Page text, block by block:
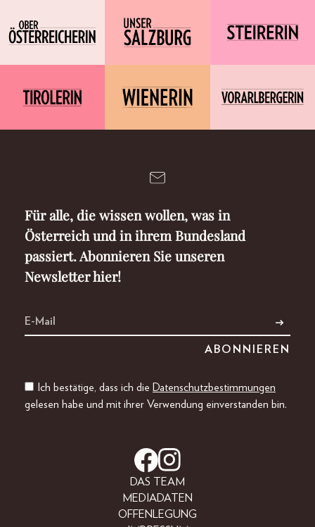
Für alle, die wissen wollen, was in
Österreich und in ihrem Bundesland
passiert. Abonnieren Sie unseren
Newsletter hier!
Ich bestätige, dass ich die Datenschutzbestimmungen
gelesen habe und mit ihrer Verwendung einverstanden bin.
DAS TEAM
MEDIADATEN
OFFENLEGUNG